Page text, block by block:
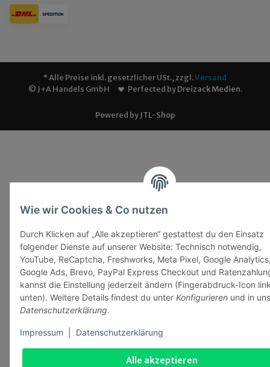
Alle akzeptieren
Wie wir Cookies & Co nutzen
Durch Klicken auf „Alle akzeptieren“ gestattest du den Einsatz
folgender Dienste auf unserer Website: Technisch notwendig,
YouTube, ReCaptcha, Freshworks, Meta Pixel, Google
Google Ads, Brevo, PayPal Express Checkout und
kannst die Einstellung jederzeit ändern (Fingerabdruck-Icon
unten). Weitere Details findest du unter Konfigurieren und in
Datenschutzerklärung.
Impressum Datenschutzerklärung
* Alle Preise inkl. gesetzlicher USt., zzgl.Versand
© J+A Handels GmbH
Perfected byDreizack Medien.
Powered by JTL-Shop